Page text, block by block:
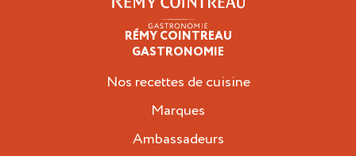
RÉMY COINTREAU
GASTRONOMIE
Nos recettes de cuisine
Marques
Ambassadeurs